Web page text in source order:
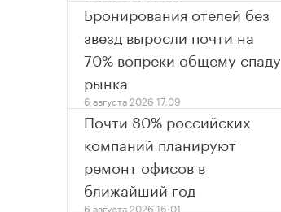
Бронирования отелей без
звезд выросли почти на
70% вопреки общему спаду
рынка
6 августа 2026 17:09
Почти 80% российских
компаний планируют
ремонт офисов в
ближайший год
6 августа 2026 16:01